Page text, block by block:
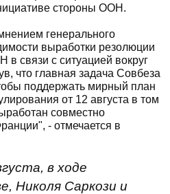
стороны ООН.
генерального
выработки резолюции
связи с ситуацией вокруг
что главная задача Совбеза
поддержать мирный план
от 12 августа в том
совместно
- отмечается в
в ходе
Николя Саркози и